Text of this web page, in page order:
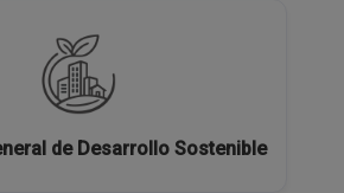
de Desarrollo Sostenible